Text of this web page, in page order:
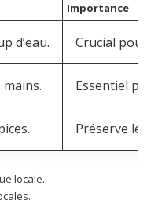
Importance
d’eau. Crucial
Essentiel
Préserve
locale.